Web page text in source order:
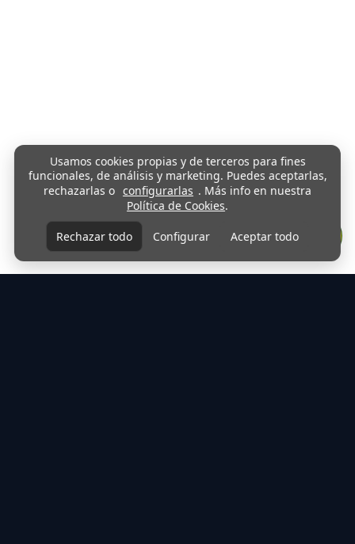
Usamos cookies propias y de terceros para fines
funcionales, de análisis y marketing. Puedes aceptarlas,
rechazarlas o configurarlas . Más info en nuestra
Política de Cookies.
Rechazar todo Configurar Aceptar todo